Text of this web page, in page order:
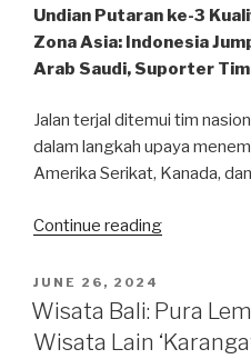
Undian Putaran ke-3
Zona Asia: Indonesia
Arab Saudi, Suporter
Jalan terjal ditemui tim
dalam langkah upaya
Amerika Serikat, Kanada,
Continue reading“Jalan
Piala
Dunia
POSTED
ON
JUNE 26, 2024
Wisata Bali: Pura
Wisata Lain